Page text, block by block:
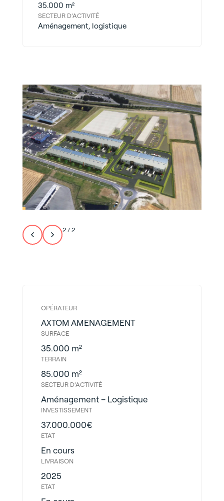
35.000 m²
SECTEUR D’ACTIVITÉ
Aménagement, logistique
2/2
OPÉRATEUR
AXTOM AMENAGEMENT
SURFACE
35.000 m²
TERRAIN
85.000 m²
SECTEUR D’ACTIVITÉ
Aménagement – Logistique
INVESTISSEMENT
37.000.000€
ETAT
En cours
LIVRAISON
2025
ETAT